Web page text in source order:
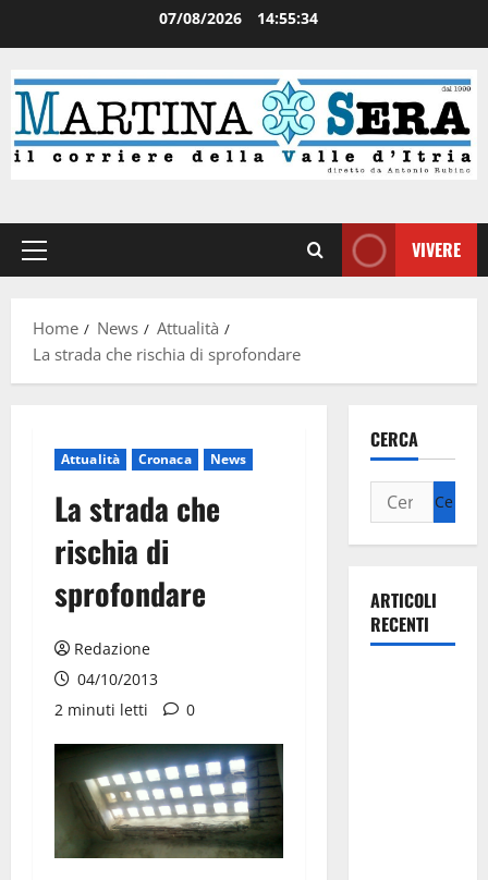
07/08/2026 14:55:34
VIVERE
Home News
Attualità
La strada che rischia di sprofondare
Attualità Cronaca News
La strada che
rischia di
sprofondare
Redazione
04/10/2013
2 minuti letti
0
CERCA
ARTICOLI
RECENTI